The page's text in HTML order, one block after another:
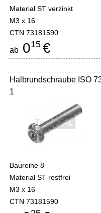
Material ST verzinkt
M3 x 16
CTN 73181590
ab 015 €
Halbrundschraube ISO
1
Baureihe 8
Material ST rostfrei
M3 x 16
CTN 73181590